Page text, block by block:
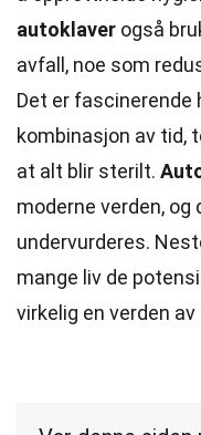
autoklaver også
avfall, noe som
Det er fascinerende
kombinasjon av tid,
at alt blir sterilt.
moderne verden, og
undervurderes.
mange liv de
virkelig en verden